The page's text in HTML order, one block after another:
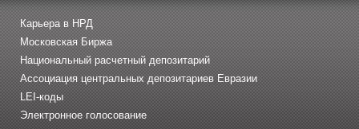
Карьера в НРД
Московская Биржа
Национальный расчетный депозитарий
Ассоциация центральных депозитариев Евразии
LEI-коды
Электронное голосование